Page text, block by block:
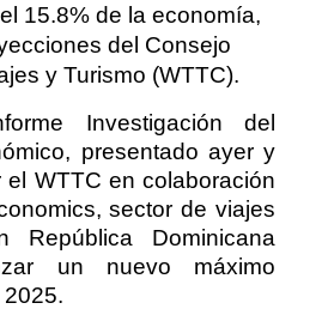
15.8% de la economía,
del Consejo
y Turismo (WTTC).
Investigación del
presentado ayer y
el WTTC en colaboración
sector de viajes
República Dominicana
un nuevo máximo